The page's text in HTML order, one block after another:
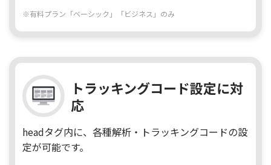
※有料プラン「ベーシック」「ビジネス」のみ
トラッキングコード設定に対
応
headタグ内に、各種解析・トラッキングコードの設
定が可能です。